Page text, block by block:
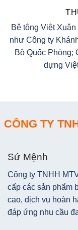
Bê tông Việt
như Công ty
Bộ Quốc Phòng;
dựng
CÔNG TY
Sứ Mệnh
Công ty TNHH
cấp các sản phẩm
cao, dịch vụ hoàn
đáp ứng nhu cầu